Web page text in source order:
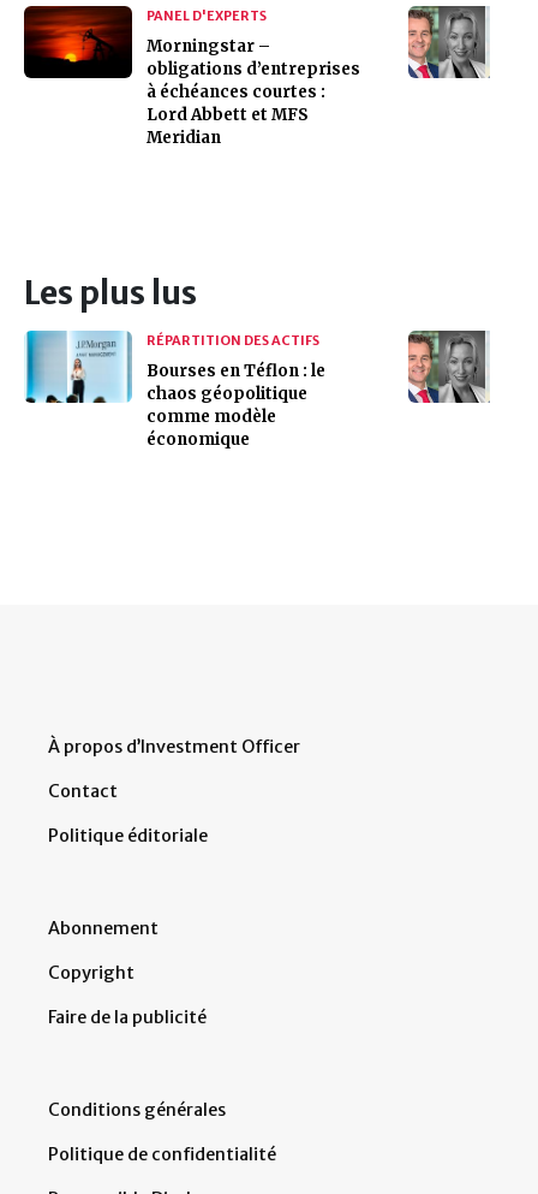
PANEL D'EXPERTS
Morningstar –
obligations d’entreprises
à échéances courtes :
Lord Abbett et MFS
Meridian
Les plus lus
RÉPARTITION DES ACTIFS
Bourses en Téflon : le
chaos géopolitique
comme modèle
économique
À propos d’Investment Officer
Contact
Politique éditoriale
Abonnement
Copyright
Faire de la publicité
Conditions générales
Politique de confidentialité